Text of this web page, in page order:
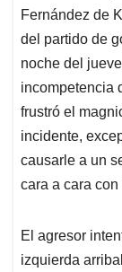
Fernández de
del partido de
noche del
incompetencia
frustró el
incidente,
causarle a un
cara a cara con
El agresor
izquierda